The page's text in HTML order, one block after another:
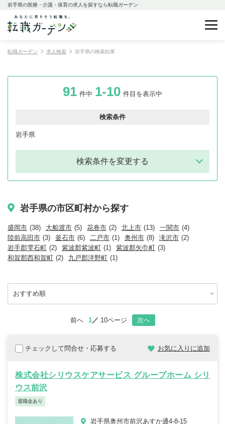
岩手県の医療・介護・保育の求人を探すなら転職ガーデン
転職ガーデン 求人検索 岩手県の検索結果
91 件中 1-10 件目を表示中
検索条件
岩手県
検索条件を変更する
岩手県の市区町村から探す
盛岡市 (38) 大船渡市 (5) 花巻市 (2) 北上市 (13) 一関市 (4)
陸前高田市 (3) 釜石市 (6) 二戸市 (1) 奥州市 (8) 滝沢市 (2)
岩手郡雫石町 (2) 紫波郡紫波町 (1) 紫波郡矢巾町 (3)
和賀郡西和賀町 (2) 九戸郡洋野町 (1)
前へ 1 10ページ 次へ
チェックして問合せ・応募する お気に入りに追加
株式会社シリウスケアサービス グループホーム シリ
ウス前沢
退職金あり
岩手県奥州市前沢あすか通4-8-15